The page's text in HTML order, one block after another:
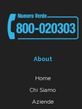
About
Home
Chi Siamo
Aziende